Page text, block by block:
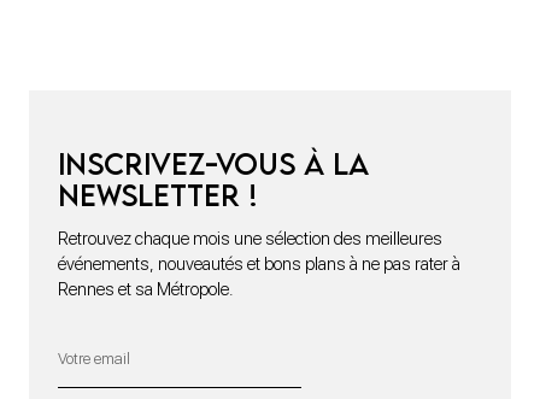
Inscrivez-vous à la
newsletter !
Retrouvez chaque mois une sélection des meilleures
événements, nouveautés et bons plans à ne pas rater à
Rennes et sa Métropole.